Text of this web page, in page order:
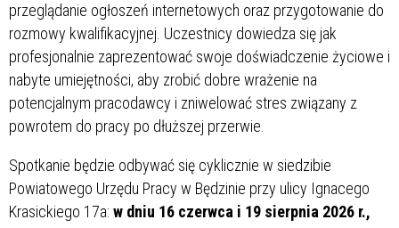
przeglądanie ogłoszeń internetowych oraz przygotowanie do
rozmowy kwalifikacyjnej. Uczestnicy dowiedza się jak
profesjonalnie zaprezentować swoje doświadczenie życiowe i
nabyte umiejętności, aby zrobić dobre wrażenie na
potencjalnym pracodawcy i zniwelować stres związany z
powrotem do pracy po dłuższej przerwie.
Spotkanie będzie odbywać się cyklicznie w siedzibie
Powiatowego Urzędu Pracy w Będzinie przy ulicy Ignacego
Krasickiego 17a: w dniu 16 czerwca i 19 sierpnia 2026 r.,